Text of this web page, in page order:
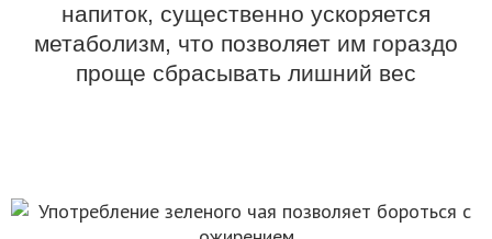
напиток, существенно ускоряется
метаболизм, что позволяет им гораздо
проще сбрасывать лишний вес